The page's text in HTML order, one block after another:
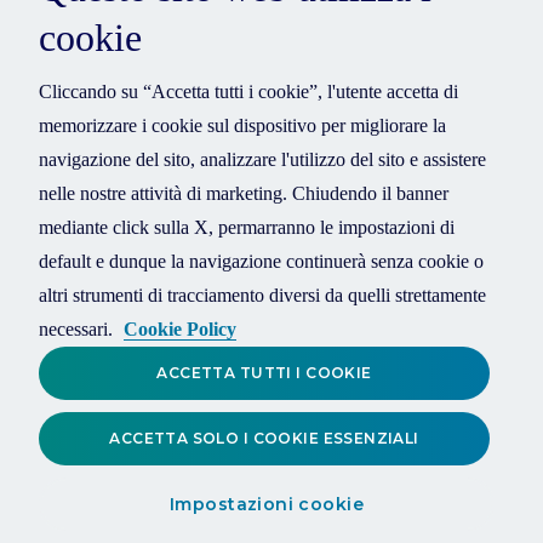
cookie
Cliccando su “Accetta tutti i cookie”, l'utente accetta di
memorizzare i cookie sul dispositivo per migliorare la
navigazione del sito, analizzare l'utilizzo del sito e assistere
nelle nostre attività di marketing. Chiudendo il banner
mediante click sulla X, permarranno le impostazioni di
default e dunque la navigazione continuerà senza cookie o
altri strumenti di tracciamento diversi da quelli strettamente
necessari. Cookie Policy
Impostazioni cookie
ACCETTA SOLO I COOKIE ESSENZIALI
ACCETTA TUTTI I COOKIE